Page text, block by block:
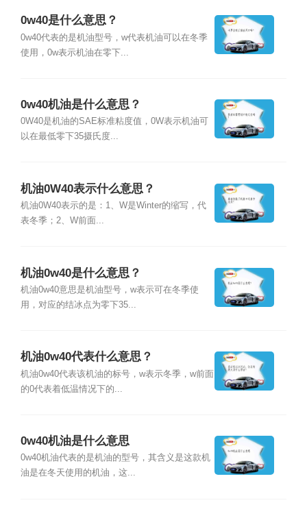
0w40是什么意思？
0w40代表的是机油型号，w代表机油可以在冬季
使用，0w表示机油在零下...
0w40机油是什么意思？
0W40是机油的SAE标准粘度值，0W表示机油可
以在最低零下35摄氏度...
机油0W40表示什么意思？
机油0W40表示的是：1、W是Winter的缩写，代
表冬季；2、W前面...
机油0w40是什么意思？
机油0w40意思是机油型号，w表示可在冬季使
用，对应的结冰点为零下35...
机油0w40代表什么意思？
机油0w40代表该机油的标号，w表示冬季，w前面
的0代表着低温情况下的...
0w40机油是什么意思
0w40机油代表的是机油的型号，其含义是这款机
油是在冬天使用的机油，这...